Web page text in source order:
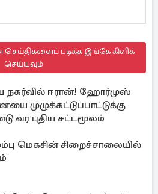
படிக்க இங்கே கிளிக்
செய்யவும்
நகர்வில் ஈரான்! ஹோர்முஸ்
முழுக்கட்டுப்பாட்டுக்கு
வர புதிய சட்டமூலம்
மெகசின் சிறைச்சாலையில்